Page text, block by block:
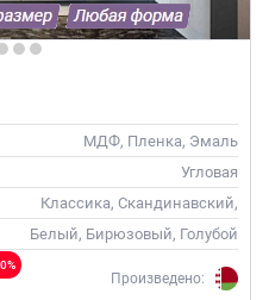
МДФ, Пленка, Эмаль
Угловая
Классика, Скандинавский,
Неоклассика
Белый, Бирюзовый, Голубой
Произведено: